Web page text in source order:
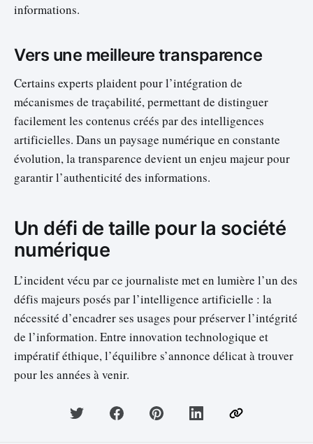
informations.
Vers une meilleure transparence
Certains experts plaident pour l’intégration de
mécanismes de traçabilité, permettant de distinguer
facilement les contenus créés par des intelligences
artificielles. Dans un paysage numérique en constante
évolution, la transparence devient un enjeu majeur pour
garantir l’authenticité des informations.
Un défi de taille pour la société
numérique
L’incident vécu par ce journaliste met en lumière l’un des
défis majeurs posés par l’intelligence artificielle : la
nécessité d’encadrer ses usages pour préserver l’intégrité
de l’information. Entre innovation technologique et
impératif éthique, l’équilibre s’annonce délicat à trouver
pour les années à venir.